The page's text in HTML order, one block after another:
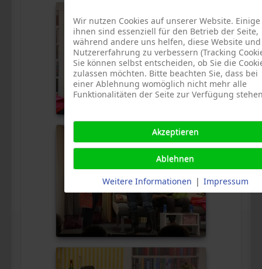
Wir nutzen Cookies auf unserer Website. Einige
ihnen sind essenziell für den Betrieb der Seite,
während andere uns helfen, diese Website
Nutzererfahrung zu verbessern (Tracking
Sie können selbst entscheiden, ob Sie die
zulassen möchten. Bitte beachten Sie, dass bei
einer Ablehnung womöglich nicht mehr alle
Funktionalitäten der Seite zur Verfügung
Akzeptieren
Ablehnen
Weitere Informationen | Impressum